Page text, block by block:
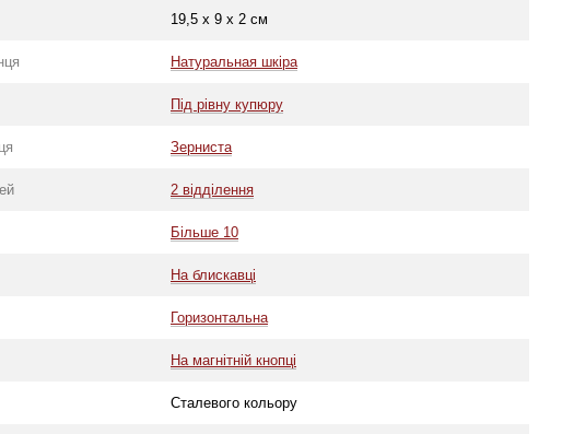
19,5 х 9 х 2 см
Натуральная шкіра
Під рівну купюру
Зерниста
2 відділення
Більше 10
На блискавці
Горизонтальна
На магнітній кнопці
Сталевого кольору